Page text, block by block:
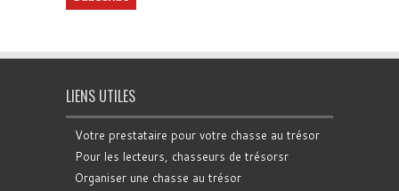
LIENS UTILES
Votre prestataire pour votre chasse au trésor
Pour les lecteurs, chasseurs de trésorsr
Organiser une chasse au trésor